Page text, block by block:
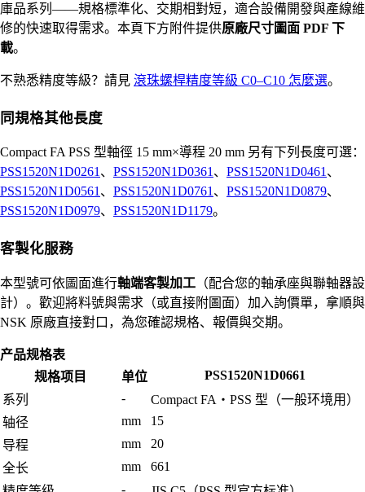
庫品系列——規格標準化、交期相對短，適合設備開發與產線維
修的快速取得需求。本頁下方附件提供原廠尺寸圖面 PDF 下
載。
不熟悉精度等級？請見 滾珠螺桿精度等級 C0–C10 怎麼選。
同規格其他長度
Compact FA PSS 型軸徑 15 mm×導程 20 mm 另有下列長度可選：
PSS1520N1D0261、 PSS1520N1D0361、 PSS1520N1D0461、
PSS1520N1D0561、 PSS1520N1D0761、 PSS1520N1D0879、
PSS1520N1D0979、 PSS1520N1D1179。
客製化服務
本型號可依圖面進行軸端客製加工 （配合您的軸承座與聯軸器設
計）。歡迎將料號與需求（或直接附圖面）加入詢價單，拿順與
NSK 原廠直接對口，為您確認規格、報價與交期。
产品规格表
规格项目
单位
PSS1520N1D0661
系列
-
Compact FA・PSS 型（一般环境用）
轴径
mm
15
导程
mm
20
全长
mm
661
-